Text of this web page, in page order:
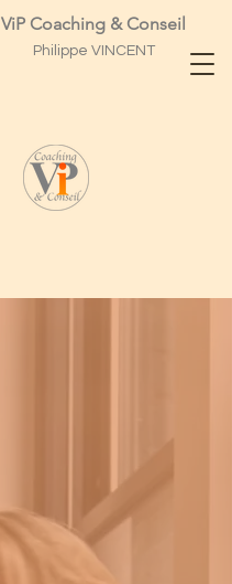
ViP Coaching & Conseil
Philippe VINCENT